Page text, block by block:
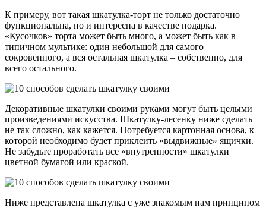
К примеру, вот такая шкатулка-торт не только достаточно
функциональна, но и интересна в качестве подарка.
«Кусочков» торта может быть много, а может быть как в
типичном мультике: один небольшой для самого
сокровенного, а вся остальная шкатулка – собственно, для
всего остального.
Декоративные шкатулки своими руками могут быть целыми
произведениями искусства. Шкатулку-лесенку ниже сделать
не так сложно, как кажется. Потребуется картонная основа, к
которой необходимо будет приклеить «выдвижные» ящички.
Не забудьте проработать все «внутренности» шкатулки
цветной бумагой или краской.
Ниже представлена шкатулка с уже знакомым нам принципом